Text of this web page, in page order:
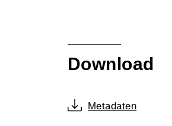
Download
Metadaten